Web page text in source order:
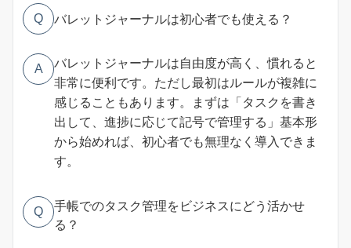
Q バレットジャーナルは初心者でも使える？
A
バレットジャーナルは自由度が高く、慣れると
非常に便利です。ただし最初はルールが複雑に
感じることもあります。まずは「タスクを書き
出して、進捗に応じて記号で管理する」基本形
から始めれば、初心者でも無理なく導入できま
す。
Q
手帳でのタスク管理をビジネスにどう活かせ
る？